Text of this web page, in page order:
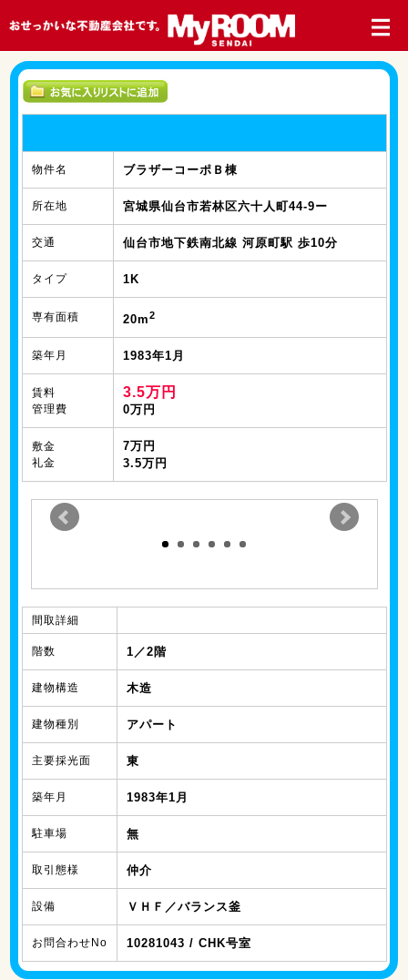
物件名 ブラザーコーポＢ棟
所在地 宮城県仙台市若林区六十人町44-9ー
交通 仙台市地下鉄南北線 河原町駅 歩10分
タイプ 1K
専有面積 20m2
築年月 1983年1月
賃料
管理費
3.5万円
0万円
敷金
礼金
7万円
3.5万円
間取詳細
階数 1／2階
建物構造 木造
建物種別 アパート
主要採光面 東
築年月 1983年1月
駐車場 無
取引態様 仲介
設備 ＶＨＦ／バランス釜
お問合わせNo 10281043 / CHK号室